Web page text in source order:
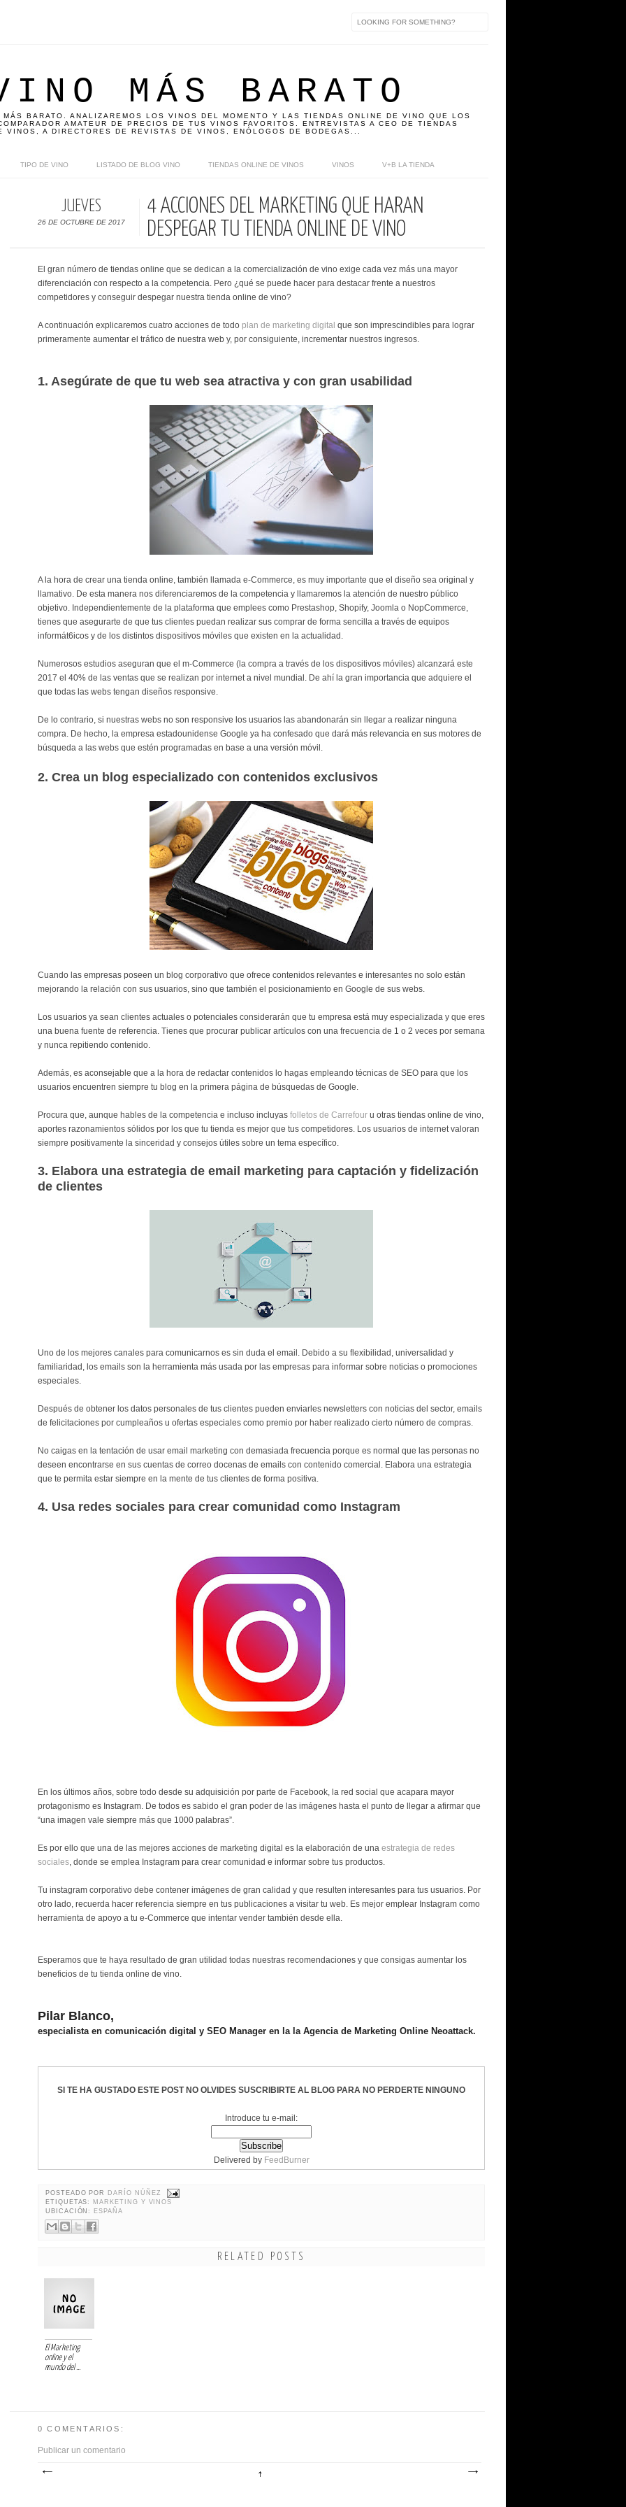
MÁS BARATO
BARATO. ANALIZAREMOS LOS VINOS DEL MOMENTO Y LAS TIENDAS ONLINE DE VINO QUE LOS
AMATEUR DE PRECIOS DE TUS VINOS FAVORITOS. ENTREVISTAS A CEO DE TIENDAS
VINOS, A DIRECTORES DE REVISTAS DE VINOS, ENÓLOGOS DE BODEGAS...
TIPO DE VINO LISTADO DE BLOG VINO TIENDAS ONLINE DE VINOS VINOS V+B LA TIENDA
JUEVES
26 DE OCTUBRE DE 2017
4 ACCIONES DEL MARKETING QUE HARÁN
DESPEGAR TU TIENDA ONLINE DE VINO
El gran número de tiendas online que se dedican a la comercialización de vino exige cada vez más una mayor
diferenciación con respecto a la competencia. Pero ¿qué se puede hacer para destacar frente a nuestros
competidores y conseguir despegar nuestra tienda online de vino?
A continuación explicaremos cuatro acciones de todo plan de marketing digital que son imprescindibles para lograr
primeramente aumentar el tráfico de nuestra web y, por consiguiente, incrementar nuestros ingresos.
1. Asegúrate de que tu web sea atractiva y con gran usabilidad
A la hora de crear una tienda online, también llamada e-Commerce, es muy importante que el diseño sea original y
llamativo. De esta manera nos diferenciaremos de la competencia y llamaremos la atención de nuestro público
objetivo. Independientemente de la plataforma que emplees como Prestashop, Shopify, Joomla o NopCommerce,
tienes que asegurarte de que tus clientes puedan realizar sus comprar de forma sencilla a través de equipos
informát6icos y de los distintos dispositivos móviles que existen en la actualidad.
Numerosos estudios aseguran que el m-Commerce (la compra a través de los dispositivos móviles) alcanzará este
2017 el 40% de las ventas que se realizan por internet a nivel mundial. De ahí la gran importancia que adquiere el
que todas las webs tengan diseños responsive.
De lo contrario, si nuestras webs no son responsive los usuarios las abandonarán sin llegar a realizar ninguna
compra. De hecho, la empresa estadounidense Google ya ha confesado que dará más relevancia en sus motores de
búsqueda a las webs que estén programadas en base a una versión móvil.
2. Crea un blog especializado con contenidos exclusivos
Cuando las empresas poseen un blog corporativo que ofrece contenidos relevantes e interesantes no solo están
mejorando la relación con sus usuarios, sino que también el posicionamiento en Google de sus webs.
Los usuarios ya sean clientes actuales o potenciales considerarán que tu empresa está muy especializada y que eres
una buena fuente de referencia. Tienes que procurar publicar artículos con una frecuencia de 1 o 2 veces por semana
y nunca repitiendo contenido.
Además, es aconsejable que a la hora de redactar contenidos lo hagas empleando técnicas de SEO para que los
usuarios encuentren siempre tu blog en la primera página de búsquedas de Google.
Procura que, aunque hables de la competencia e incluso incluyas folletos de Carrefour u otras tiendas online de vino,
aportes razonamientos sólidos por los que tu tienda es mejor que tus competidores. Los usuarios de internet valoran
siempre positivamente la sinceridad y consejos útiles sobre un tema específico.
3. Elabora una estrategia de email marketing para captación y fidelización
de clientes
Uno de los mejores canales para comunicarnos es sin duda el email. Debido a su flexibilidad, universalidad y
familiaridad, los emails son la herramienta más usada por las empresas para informar sobre noticias o promociones
especiales.
Después de obtener los datos personales de tus clientes pueden enviarles newsletters con noticias del sector, emails
de felicitaciones por cumpleaños u ofertas especiales como premio por haber realizado cierto número de compras.
No caigas en la tentación de usar email marketing con demasiada frecuencia porque es normal que las personas no
deseen encontrarse en sus cuentas de correo docenas de emails con contenido comercial. Elabora una estrategia
que te permita estar siempre en la mente de tus clientes de forma positiva.
4. Usa redes sociales para crear comunidad como Instagram
En los últimos años, sobre todo desde su adquisición por parte de Facebook, la red social que acapara mayor
protagonismo es Instagram. De todos es sabido el gran poder de las imágenes hasta el punto de llegar a afirmar que
“una imagen vale siempre más que 1000 palabras”.
Es por ello que una de las mejores acciones de marketing digital es la elaboración de una estrategia de redes
sociales, donde se emplea Instagram para crear comunidad e informar sobre tus productos.
Tu instagram corporativo debe contener imágenes de gran calidad y que resulten interesantes para tus usuarios. Por
otro lado, recuerda hacer referencia siempre en tus publicaciones a visitar tu web. Es mejor emplear Instagram como
herramienta de apoyo a tu e-Commerce que intentar vender también desde ella.
Esperamos que te haya resultado de gran utilidad todas nuestras recomendaciones y que consigas aumentar los
beneficios de tu tienda online de vino.
Pilar Blanco,
especialista en comunicación digital y SEO Manager en la la Agencia de Marketing Online Neoattack.
SI TE HA GUSTADO ESTE POST NO OLVIDES SUSCRIBIRTE AL BLOG PARA NO PERDERTE NINGUNO
Introduce tu e-mail:
Delivered by FeedBurner
POSTEADO POR DARÍO NÚÑEZ
ETIQUETAS: MARKETING Y VINOS
UBICACIÓN: ESPAÑA
RELATED POSTS
El Marketing
online y el
mundo del ...
0 COMENTARIOS:
Publicar un comentario